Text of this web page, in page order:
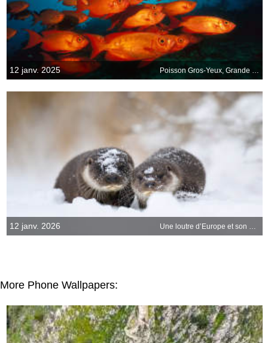
12 janv. 2025 Poisson Gros-Yeux, Grande Barrière de Corail, Australie
12 janv. 2026
More Phone Wallpapers: